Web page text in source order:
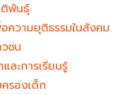
ติพันธุ์
ความยุติธรรมในสังคม
ชน
ละการเรียนรู้
รองเด็ก